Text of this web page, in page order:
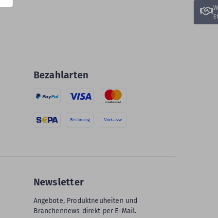
Bezahlarten
Rechnung Vorkasse
Newsletter
Angebote, Produktneuheiten und
Branchennews direkt per E-Mail.